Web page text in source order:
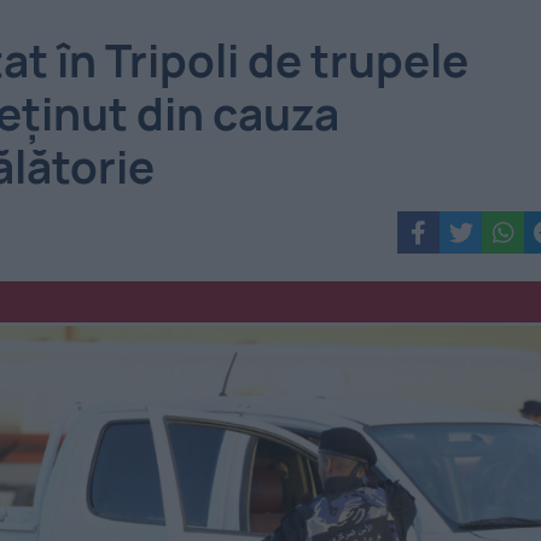
în Tripoli de trupele
din cauza